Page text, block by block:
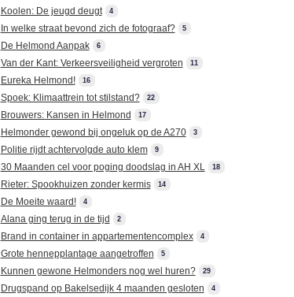
Koolen: De jeugd deugt 4
In welke straat bevond zich de fotograaf? 5
De Helmond Aanpak 6
Van der Kant: Verkeersveiligheid vergroten 11
Eureka Helmond! 16
Spoek: Klimaattrein tot stilstand? 22
Brouwers: Kansen in Helmond 17
Helmonder gewond bij ongeluk op de A270 3
Politie rijdt achtervolgde auto klem 9
30 Maanden cel voor poging doodslag in AH XL 18
Rieter: Spookhuizen zonder kermis 14
De Moeite waard! 4
Alana ging terug in de tijd 2
Brand in container in appartementencomplex 4
Grote hennepplantage aangetroffen 5
Kunnen gewone Helmonders nog wel huren? 29
Drugspand op Bakelsedijk 4 maanden gesloten 4